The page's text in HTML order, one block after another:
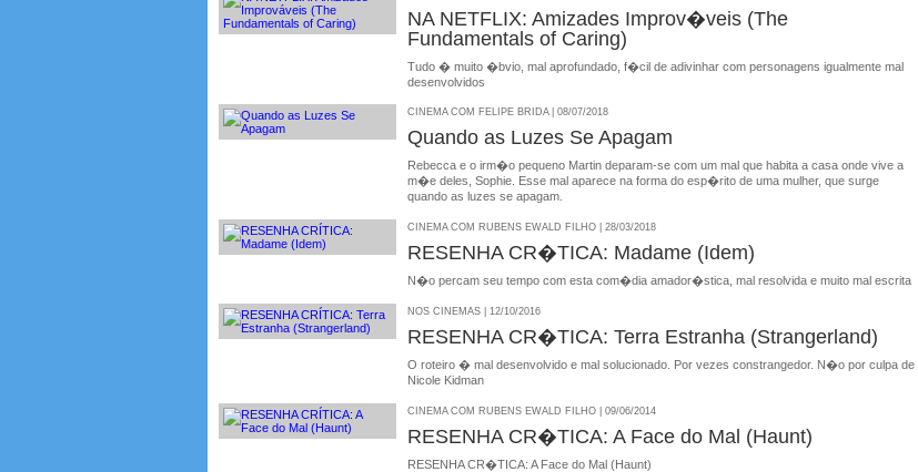
NA NETFLIX: Amizades Improv�veis (The
Fundamentals of Caring)
Tudo � muito �bvio, mal aprofundado, f�cil de adivinhar com personagens igualmente mal
desenvolvidos
CINEMA COM FELIPE BRIDA | 08/07/2018
Quando as Luzes Se Apagam
Rebecca e o irm�o pequeno Martin deparam-se com um mal que habita a casa onde vive a
m�e deles, Sophie. Esse mal aparece na forma do esp�rito de uma mulher, que surge
quando as luzes se apagam.
CINEMA COM RUBENS EWALD FILHO | 28/03/2018
RESENHA CR�TICA: Madame (Idem)
N�o percam seu tempo com esta com�dia amador�stica, mal resolvida e muito mal escrita
NOS CINEMAS | 12/10/2016
RESENHA CR�TICA: Terra Estranha (Strangerland)
O roteiro � mal desenvolvido e mal solucionado. Por vezes constrangedor. N�o por culpa de
Nicole Kidman
CINEMA COM RUBENS EWALD FILHO | 09/06/2014
RESENHA CR�TICA: A Face do Mal (Haunt)
RESENHA CR�TICA: A Face do Mal (Haunt)